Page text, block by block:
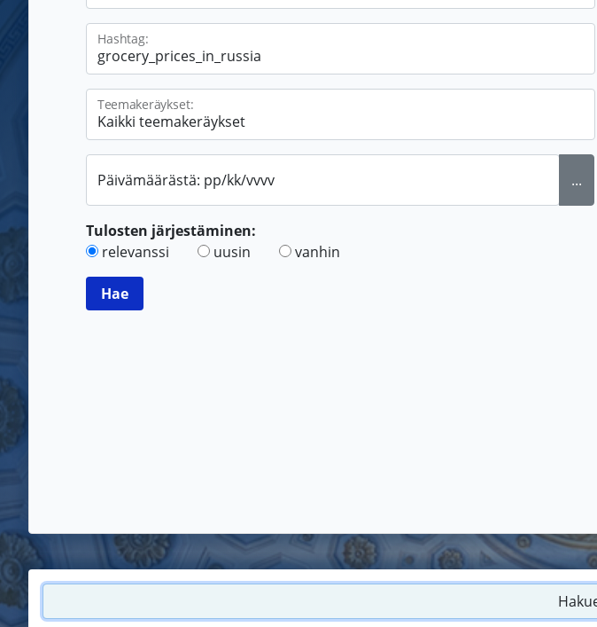
Hashtag:
Teemakeräykset:
Päivämäärästä: pp/kk/vvvv ...
Tulosten järjestäminen:
relevanssi
uusin vanhin